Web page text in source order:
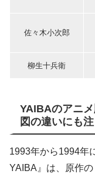
佐々木小次郎
柳生十兵衛
YAIBAのアニ
図の違いにも注
1993年から1994年
YAIBA』は、原作